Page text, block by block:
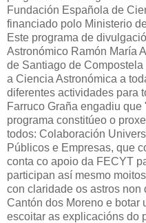
Fundación Española de
financiado polo Ministerio
Este programa de
Astronómico Ramón María
de Santiago de
a Ciencia Astronómica a
diferentes actividades para
Farruco Graña engadiu
programa constitúeo o
todos: Colaboración
Públicos e Empresas, que
conta co apoio da FECYT
participan así mesmo
con claridade os astros
Cantón dos Moreno e botar
escoitar as explicacións do